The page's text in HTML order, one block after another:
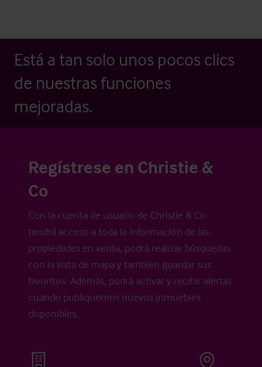
Está a tan solo unos pocos clics
de nuestras funciones
mejoradas.
Regístrese en Christie &
Co
Con la cuenta de usuario de Christie & Co
tendrá acceso a toda la información de las
propiedades en venta, podrá realizar búsquedas
con la vista de mapa y también guardar sus
favoritos. Además, podrá activar y recibir alertas
cuando publiquemos nuevos inmuebles
disponibles.